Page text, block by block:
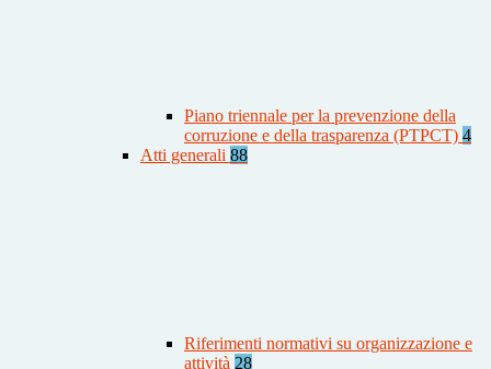
Piano triennale per la prevenzione della
corruzione e della trasparenza (PTPCT) 4
Atti generali 88
Riferimenti normativi su organizzazione e
attività 28